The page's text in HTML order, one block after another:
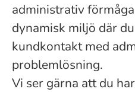
administrativ
dynamisk miljö där
kundkontakt med
problemlösning.
Vi ser gärna att du